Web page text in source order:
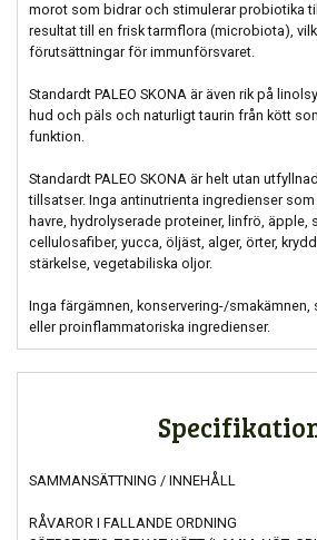
morot som bidrar och stimulerar probiotika
resultat till en frisk tarmflora (microbiota),
förutsättningar för immunförsvaret.
Standardt PALEO SKONA är även rik på
hud och päls och naturligt taurin från kött
funktion.
Standardt PALEO SKONA är helt utan
tillsatser. Inga antinutrienta ingredienser som
havre, hydrolyserade proteiner, linfrö, äpple,
cellulosafiber, yucca, öljäst, alger, örter,
stärkelse, vegetabiliska oljor.
Inga färgämnen, konservering-/smakämnen,
eller proinflammatoriska ingredienser.
SAMMANSÄTTNING / INNEHÅLL
RÅVAROR I FALLANDE ORDNING